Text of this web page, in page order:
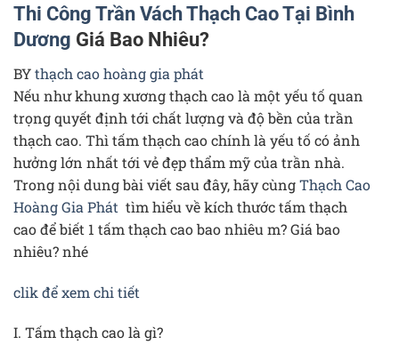
Thi Công Trần Vách Thạch Cao Tại Bình
Dương Giá Bao Nhiêu?
BYthạch cao hoàng gia phát
Nếu như khung xương thạch cao là một yếu tố quan
trọng quyết định tới chất lượng và độ bền của trần
thạch cao. Thì tấm thạch cao chính là yếu tố có ảnh
hưởng lớn nhất tới vẻ đẹp thẩm mỹ của trần nhà.
Trong nội dung bài viết sau đây, hãy cùngThạch Cao
Hoàng Gia Phát tìm hiểu về kích thước tấm thạch
cao để biết 1 tấm thạch cao bao nhiêu m? Giá bao
nhiêu? nhé
clik để xem chi tiết
I. Tấm thạch cao là gì?